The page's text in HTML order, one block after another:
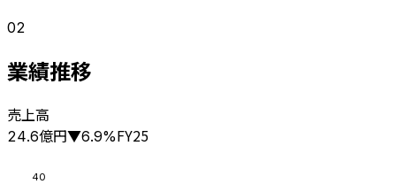
02
業績推移
売上高
24.6億円▼6.9%FY25
40